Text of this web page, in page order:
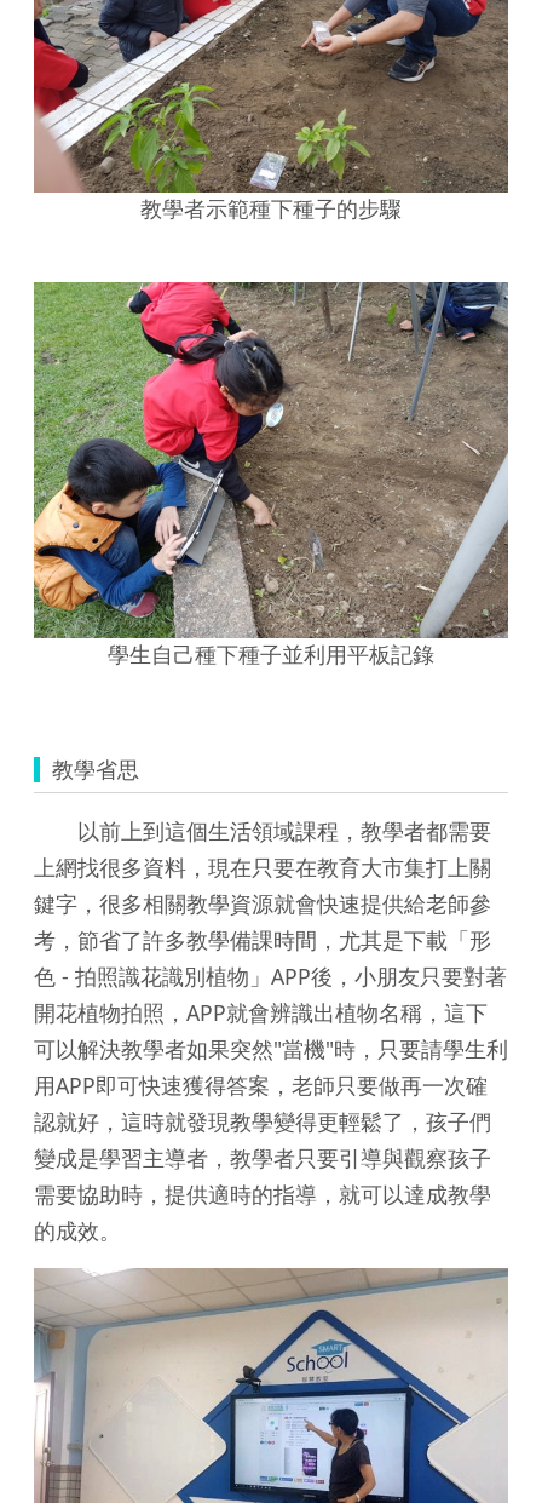
教學者示範種下種子的步驟
學生自己種下種子並利用平板記錄
教學省思
以前上到這個生活領域課程，教學者都需要
上網找很多資料，現在只要在教育大市集打上關
鍵字，很多相關教學資源就會快速提供給老師參
考，節省了許多教學備課時間，尤其是下載「形
色 - 拍照識花識別植物」APP後，小朋友只要對著
開花植物拍照，APP就會辨識出植物名稱，這下
可以解決教學者如果突然"當機"時，只要請學生利
用APP即可快速獲得答案，老師只要做再一次確
認就好，這時就發現教學變得更輕鬆了，孩子們
變成是學習主導者，教學者只要引導與觀察孩子
需要協助時，提供適時的指導，就可以達成教學
的成效。